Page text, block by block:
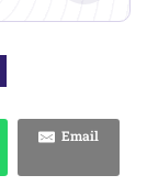
Email